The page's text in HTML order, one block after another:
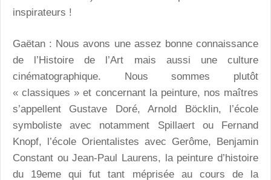
inspirateurs !
Gaëtan : Nous avons une assez bonne connaissance
de l’Histoire de l’Art mais aussi une culture
cinématographique. Nous sommes plutôt
« classiques » et concernant la peinture, nos maîtres
s’appellent Gustave Doré, Arnold Böcklin, l’école
symboliste avec notamment Spillaert ou Fernand
Knopf, l’école Orientalistes avec Gerôme, Benjamin
Constant ou Jean-Paul Laurens, la peinture d’histoire
du 19eme qui fut tant méprisée au cours de la